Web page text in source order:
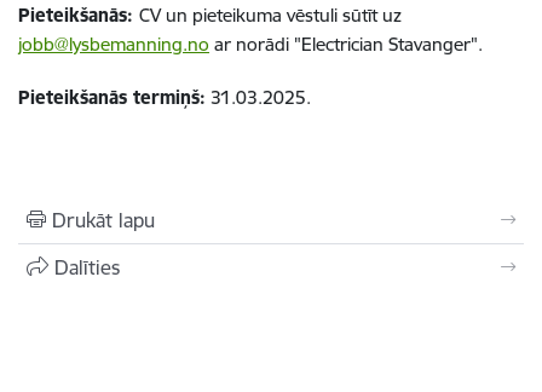
Pieteikšanās: CV un pieteikuma vēstuli sūtīt uz
jobb@lysbemanning.no ar norādi "Electrician Stavanger".
Pieteikšanās termiņš: 31.03.2025.
Drukāt lapu
Dalīties